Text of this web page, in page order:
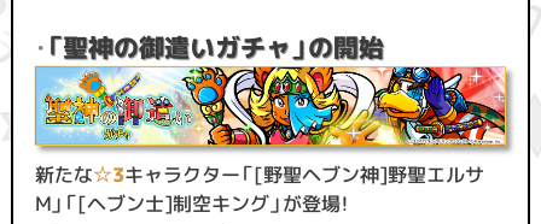
・ 「聖神の御遣いガチャ」の開始
新たな☆3キャラクター「[野聖ヘブン神]野聖エルサ
M」「[ヘブン士]制空キング」が登場！